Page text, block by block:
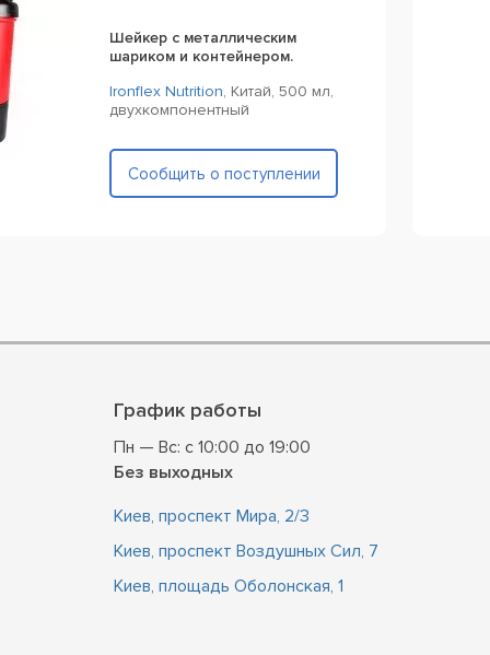
Шейкер с металлическим
шариком и контейнером.
Ironflex Nutrition, Китай, 500 мл,
двухкомпонентный
Сообщить о поступлении
График работы
Пн — Вс: с 10:00 до 19:00
Без выходных
Киев, проспект Мира, 2/3
Киев, проспект Воздушных Сил, 7
Киев, площадь Оболонская, 1